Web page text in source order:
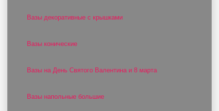
Вазы декоративные с крышками
Вазы конические
Вазы на День Святого Валентина и 8 марта
Вазы напольные большие